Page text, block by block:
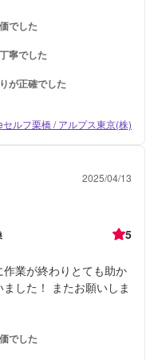
でした
寧でした
が正確でした
セルフ栗橋 / アルプス東京(株)
2025/04/13
5
業が終わりとても助か
した！ またお願いしま
でした